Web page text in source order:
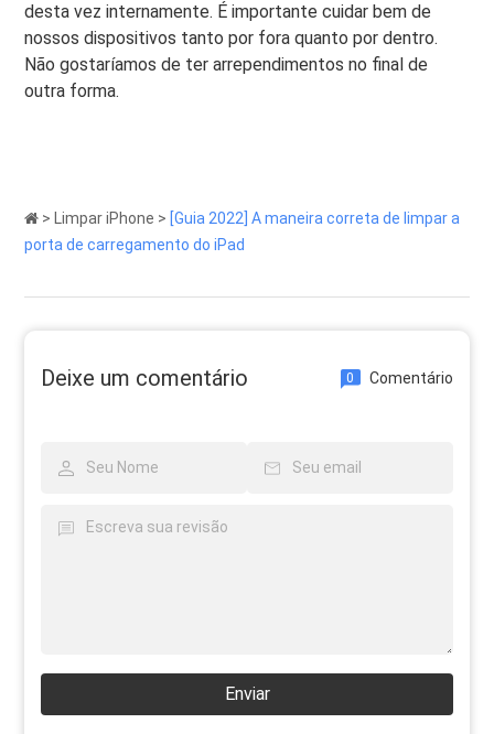
desta vez internamente. É importante cuidar bem de
nossos dispositivos tanto por fora quanto por dentro.
Não gostaríamos de ter arrependimentos no final de
outra forma.
> Limpar iPhone > [Guia 2022] A maneira correta de limpar a
porta de carregamento do iPad
Deixe um comentário 0 Comentário
Enviar